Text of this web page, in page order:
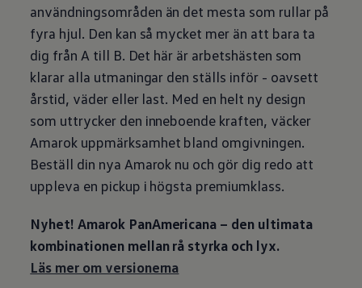
användningsområden än det mesta som rullar på
fyra hjul. Den kan så mycket mer än att bara ta
dig från A till B. Det här är arbetshästen som
klarar alla utmaningar den ställs inför - oavsett
årstid, väder eller last. Med en helt ny design
som uttrycker den inneboende kraften, väcker
Amarok uppmärksamhet bland omgivningen.
Beställ din nya Amarok nu och gör dig redo att
uppleva en pickup i högsta premiumklass.
Nyhet! Amarok PanAmericana – den ultimata
kombinationen mellan rå styrka och lyx.
Läs mer om versionerna